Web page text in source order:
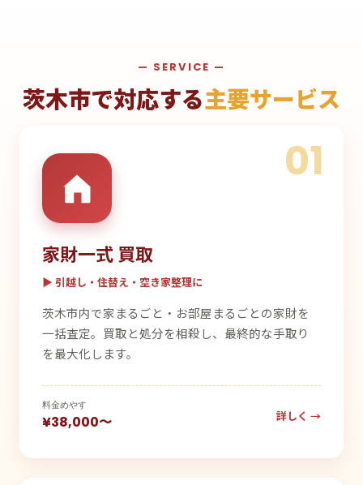
— SERVICE —
茨木市で対応する主要サービス
01
家財一式 買取
▶ 引越し・住替え・空き家整理に
茨木市内で家まるごと・お部屋まるごとの家財を
一括査定。買取と処分を相殺し、最終的な手取り
を最大化します。
料金めやす
¥38,000〜 詳しく →